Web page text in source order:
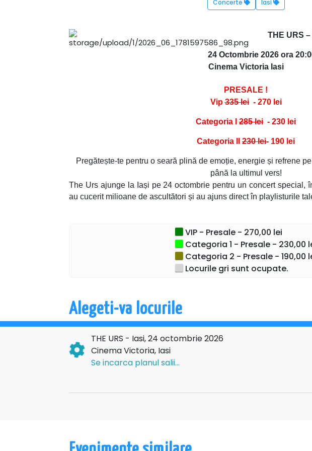
Concerte Iasi
THE URS –
24 Octombrie 2026 ora
Cinema Victoria Iasi
PRESALE !
Vip335 lei- 270 lei
Categoria I285lei- 230 lei
Categoria II230lei- 190 lei
Pregătește-te pentru o seară plină de emoție, energie și refrene
până la ultimul vers!
The Urs ajunge la Iași pe 24 octombrie pentru un concert special,
au cucerit milioane de ascultători și au ajuns direct în playlisturile
Cu o voce inconfundabilă și un stil care îmbină sensibilitatea cu
show autentic, plin de momente memorabile, emoții reale și o
Rezervă-ți locul și fii parte din una dintre cele mai așteptate seri ale
VIP - Presale - 270,00 lei
Categoria 1 - Presale - 230,00
Categoria 2 - Presale - 190,00
Locurile gri sunt ocupate.
Alegeti-va locurile
THE URS - Iasi, 24 octombrie 2026
Cinema Victoria, Iasi
Se incarca planul salii...